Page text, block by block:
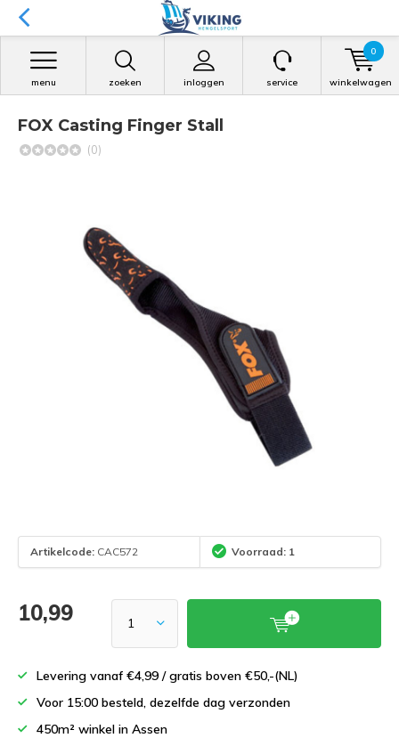
zoeken inloggen
menu service winkelwagen
0
FOX Casting Finger Stall
(0)
Artikelcode: CAC572 Voorraad: 1
10,99
Levering vanaf €4,99 / gratis boven €50,-(NL)
Voor 15:00 besteld, dezelfde dag verzonden
450m² winkel in Assen